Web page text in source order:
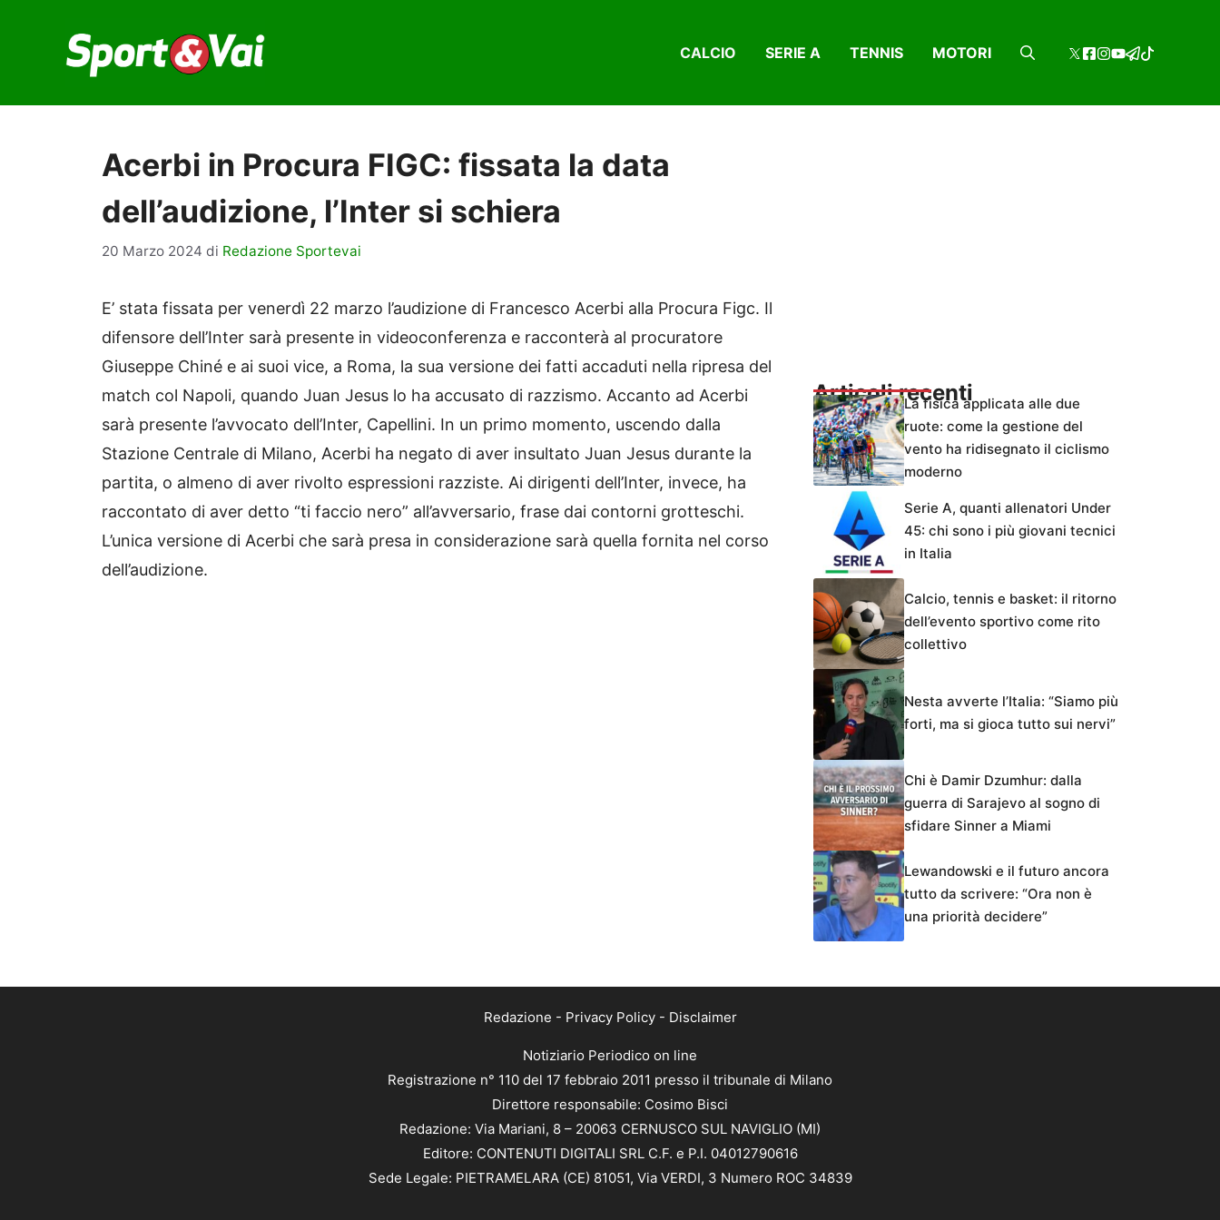
contenuto
CALCIO SERIE A TENNIS MOTORI
Acerbi in Procura FIGC: fissata la data
dell’audizione, l’Inter si schiera
20 Marzo 2024 di Redazione Sportevai
E’ stata fissata per venerdì 22 marzo l’audizione di Francesco Acerbi alla Procura Figc. Il
difensore dell’Inter sarà presente in videoconferenza e racconterà al procuratore
Giuseppe Chiné e ai suoi vice, a Roma, la sua versione dei fatti accaduti nella ripresa del
match col Napoli, quando Juan Jesus lo ha accusato di razzismo. Accanto ad Acerbi
sarà presente l’avvocato dell’Inter, Capellini. In un primo momento, uscendo dalla
Stazione Centrale di Milano, Acerbi ha negato di aver insultato Juan Jesus durante la
partita, o almeno di aver rivolto espressioni razziste. Ai dirigenti dell’Inter, invece, ha
raccontato di aver detto “ti faccio nero” all’avversario, frase dai contorni grotteschi.
L’unica versione di Acerbi che sarà presa in considerazione sarà quella fornita nel corso
dell’audizione.
Articoli recentiLa fisica applicata alle due
ruote: come la gestione del
vento ha ridisegnato il ciclismo
moderno
Serie A, quanti allenatori Under
45: chi sono i più giovani tecnici
in Italia
Calcio, tennis e basket: il ritorno
dell’evento sportivo come rito
collettivo
Nesta avverte l’Italia: “Siamo più
forti, ma si gioca tutto sui nervi”
Chi è Damir Dzumhur: dalla
guerra di Sarajevo al sogno di
sfidare Sinner a Miami
Lewandowski e il futuro ancora
tutto da scrivere: “Ora non è
una priorità decidere”
Redazione - Privacy Policy- Disclaimer
Notiziario Periodico on line
Registrazione n° 110 del 17 febbraio 2011 presso il tribunale di Milano
Direttore responsabile: Cosimo Bisci
Redazione: Via Mariani, 8 – 20063 CERNUSCO SUL NAVIGLIO (MI)
Editore: CONTENUTI DIGITALI SRL C.F. e P.I. 04012790616
Sede Legale: PIETRAMELARA (CE) 81051, Via VERDI, 3 Numero ROC 34839